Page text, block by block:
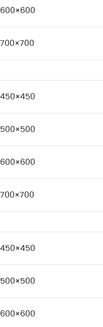
600×600
700×700
450×450
500×500
600×600
700×700
450×450
500×500
600×600